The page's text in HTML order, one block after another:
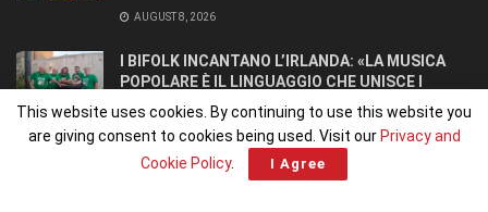
AUGUST 8, 2026
I BIFOLK INCANTANO L’IRLANDA: «LA MUSICA
POPOLARE È IL LINGUAGGIO CHE UNISCE I
POPOLI»
JULY 31, 2026
This website uses cookies. By continuing to use this website you
are giving consent to cookies being used. Visit our Privacy and
Cookie Policy. I Agree